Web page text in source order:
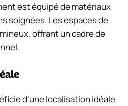
est équipé de matériaux
soignées. Les espaces de
offrant un cadre de
d’une localisation idéale